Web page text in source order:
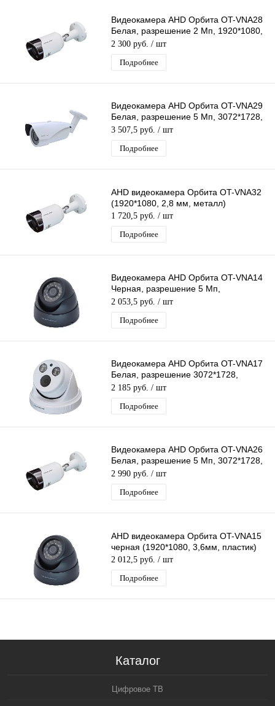
Видеокамера AHD Орбита OT-VNA28
Белая, разрешение 2 Mп, 1920*1080,
объектив 3,6мм, ИК подсветка
2 300 руб. / шт
Подробнее
Видеокамера AHD Орбита OT-VNA29
Белая, разрешение 5 Mп, 3072*1728,
объектив 2,8-12мм, ИК подсветка
3 507,5 руб. / шт
Подробнее
AHD видеокамера Орбита OT-VNA32
(1920*1080, 2,8 мм, металл)
1 720,5 руб. / шт
Подробнее
Видеокамера AHD Орбита OT-VNA14
Черная, разрешение 5 Mп,
3072*1728, объектив 3,6мм, ИК
подсветка
2 053,5 руб. / шт
Подробнее
Видеокамера AHD Орбита OT-VNA17
Белая, разрешение 3072*1728,
3.6мм, пластик, ИК подсветка
2 185 руб. / шт
Подробнее
Видеокамера AHD Орбита OT-VNA26
Белая, разрешение 5 Mп, 3072*1728,
объектив 3,6мм, ИК подсветка
2 990 руб. / шт
Подробнее
AHD видеокамера Орбита OT-VNA15
черная (1920*1080, 3,6мм, пластик)
2 012,5 руб. / шт
Подробнее
Каталог
Цифровое ТВ